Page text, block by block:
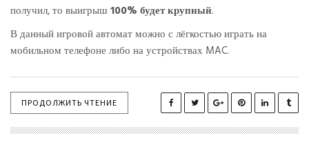
получил, то выигрыш 100% будет крупный.
В данный игровой автомат можно с лёгкостью играть на
мобильном телефоне либо на устройствах MAC.
ПРОДОЛЖИТЬ ЧТЕНИЕ